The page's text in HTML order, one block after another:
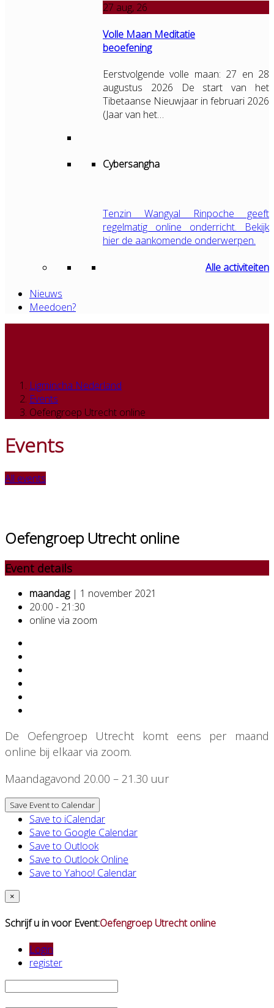
27 aug, 26
Volle Maan Meditatie
beoefening
Eerstvolgende volle maan: 27 en 28
augustus 2026 De start van het
Tibetaanse Nieuwjaar in februari 2026
(Jaar van het…
Cybersangha
Tenzin Wangyal Rinpoche geeft
regelmatig online onderricht. Bekijk
hier de aankomende onderwerpen.
Alle activiteiten
Nieuws
Meedoen?
Ligmincha Nederland
Events
Oefengroep Utrecht online
Events
All events
Oefengroep Utrecht online
Event details
maandag| 1 november 2021
20:00 - 21:30
online via zoom
De Oefengroep Utrecht komt eens per maand
online bij elkaar via zoom.
Maandagavond 20.00 – 21.30 uur
Save Event to Calendar
Save to iCalendar
Save to Google Calendar
Save to Outlook
Save to Outlook Online
Save to Yahoo! Calendar
×
Schrijf u in voor Event:Oefengroep Utrecht online
Login
register